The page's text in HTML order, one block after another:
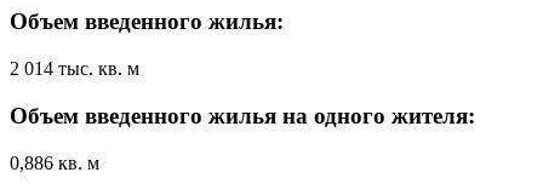
Объем введенного жилья:
2 014 тыс. кв. м
Объем введенного жилья на одного жителя:
0,886 кв. м